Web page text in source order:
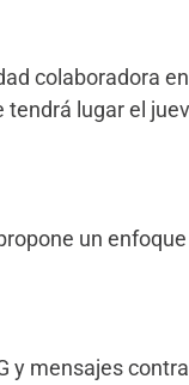
colaboradora
lugar el
un
mensajes